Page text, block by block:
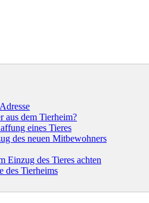
aus dem Tierheim?
eines Tieres
des neuen Mitbewohners
Einzug des Tieres achten
des Tierheims